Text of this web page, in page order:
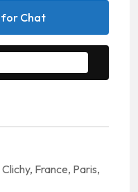
for Chat
France, Paris,